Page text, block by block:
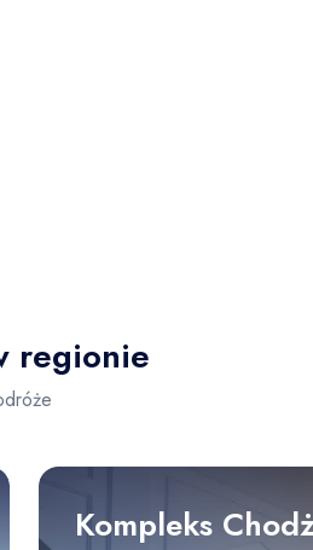
regionie
Kompleks